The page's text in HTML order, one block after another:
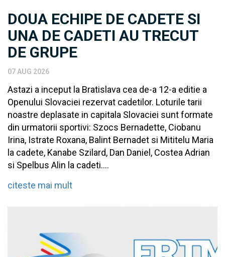
DOUA ECHIPE DE CADETE SI
UNA DE CADETI AU TRECUT
DE GRUPE
07 AUG 2026
Astazi a inceput la Bratislava cea de-a 12-a editie a
Openului Slovaciei rezervat cadetilor. Loturile tarii
noastre deplasate in capitala Slovaciei sunt formate
din urmatorii sportivi: Szocs Bernadette, Ciobanu
Irina, Istrate Roxana, Balint Bernadet si Mititelu Maria
la cadete, Kanabe Szilard, Dan Daniel, Costea Adrian
si Spelbus Alin la cadeti....
citeste mai mult